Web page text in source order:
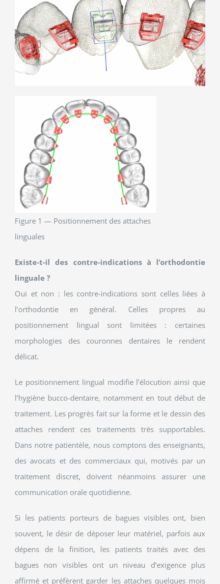
Figure 1 — Positionnement des attaches
linguales
Existe-t-il des contre-indications à l’orthodontie
linguale ?
Oui et non : les contre-indications sont celles liées à
l’orthodontie en général. Celles propres au
positionnement lingual sont limitées : certaines
morphologies des couronnes dentaires le rendent
délicat.
Le positionnement lingual modifie l’élocution ainsi que
l’hygiène bucco-dentaire, notamment en tout début de
traitement. Les progrès fait sur la forme et le dessin des
attaches rendent ces traitements très supportables.
Dans notre patientèle, nous comptons des enseignants,
des avocats et des commerciaux qui, motivés par un
traitement discret, doivent néanmoins assurer une
communication orale quotidienne.
Si les patients porteurs de bagues visibles ont, bien
souvent, le désir de déposer leur matériel, parfois aux
dépens de la finition, les patients traités avec des
bagues non visibles ont un niveau d’exigence plus
affirmé et préfèrent garder les attaches quelques mois